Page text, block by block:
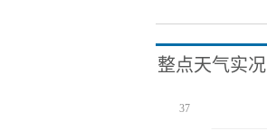
整点天气实况
37